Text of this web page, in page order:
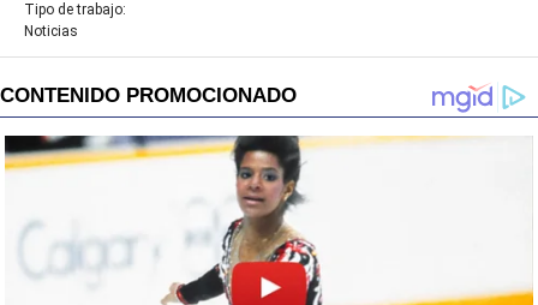
Tipo de trabajo:
Noticias